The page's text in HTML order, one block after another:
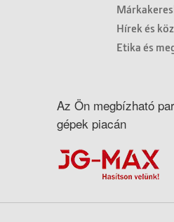
Hírek és
Etika és
Az Ön megbízható
gépek piacán